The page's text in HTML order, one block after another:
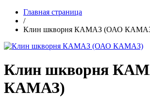
Главная страница
/
Клин шкворня КАМАЗ (ОАО
Клин шкворня
КАМАЗ)